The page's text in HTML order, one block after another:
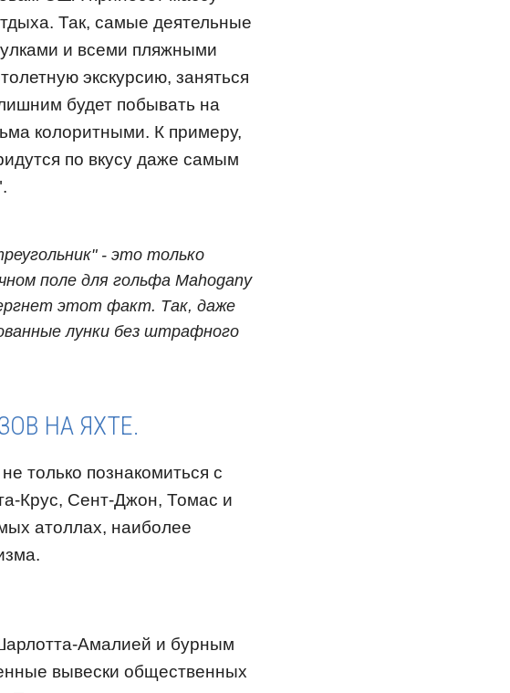
Так, самые деятельные
и всеми пляжными
экскурсию, заняться
будет побывать на
колоритными. К примеру,
по вкусу даже самым
- это только
поле для гольфа Mahogany
этот факт. Так, даже
лунки без штрафного
НА ЯХТЕ.
только познакомиться с
Крус, Сент-Джон, Томас и
атоллах, наиболее
Амалией и бурным
вывески общественных